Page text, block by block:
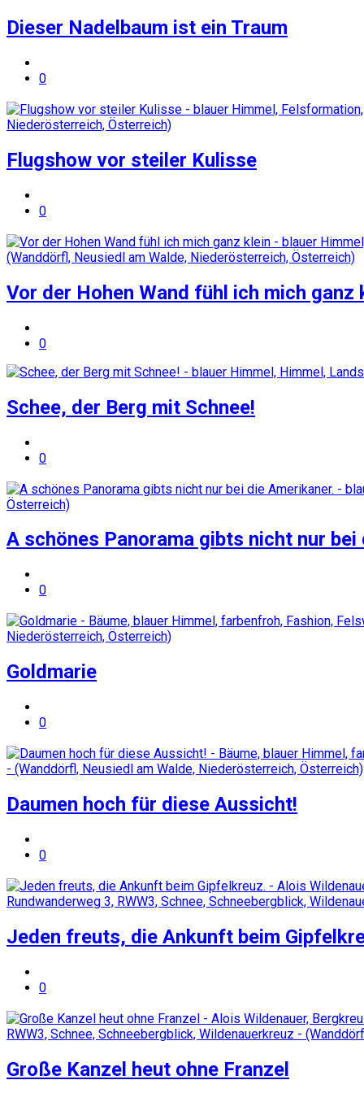
Dieser Nadelbaum ist ein Traum
0
Flugshow vor steiler Kulisse
0
Vor der Hohen Wand fühl ich mich ganz
0
Schee, der Berg mit Schnee!
0
A schönes Panorama gibts nicht nur bei
0
Goldmarie
0
Daumen hoch für diese Aussicht!
0
Jeden freuts, die Ankunft beim
0
Große Kanzel heut ohne Franzel